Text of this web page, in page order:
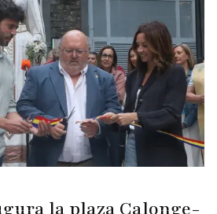
la plaza Calonge-